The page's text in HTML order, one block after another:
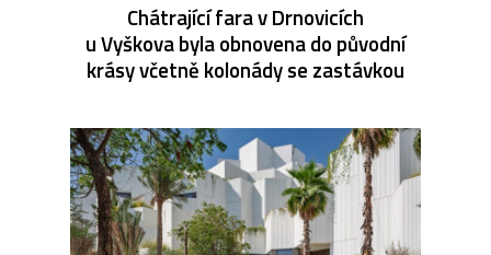
Chátrající fara v Drnovicích
u Vyškova byla obnovena do původní
krásy včetně kolonády se zastávkou